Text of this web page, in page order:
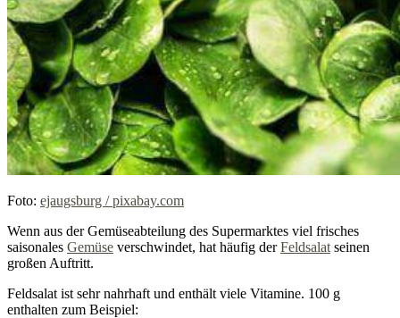
Foto: ejaugsburg / pixabay.com
Wenn aus der Gemüseabteilung des Supermarktes viel frisches
saisonales Gemüse verschwindet, hat häufig derFeldsalat seinen
großen Auftritt.
Feldsalat ist sehr nahrhaft und enthält viele Vitamine. 100 g
enthalten zum Beispiel: